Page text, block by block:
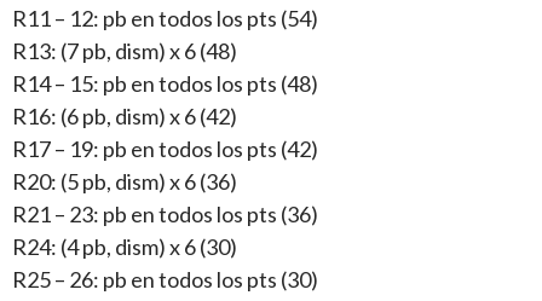
R11 – 12: pb en todos los pts (54)
R13: (7 pb, dism) x 6 (48)
R14 – 15: pb en todos los pts (48)
R16: (6 pb, dism) x 6 (42)
R17 – 19: pb en todos los pts (42)
R20: (5 pb, dism) x 6 (36)
R21 – 23: pb en todos los pts (36)
R24: (4 pb, dism) x 6 (30)
R25 – 26: pb en todos los pts (30)